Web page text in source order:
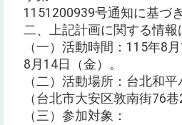
1151200939号通知に基づ
二、上記計画に関する情報
（一）活動時間：115年8
8月14日（金）。
（二）活動場所：台北和
（台北市大安区敦南街76巷
（三）参加対象：